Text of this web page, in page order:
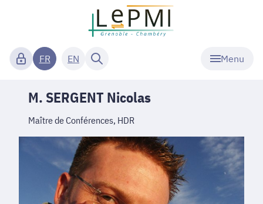
Menu
FR EN
M. SERGENT Nicolas
Maître de Conférences, HDR